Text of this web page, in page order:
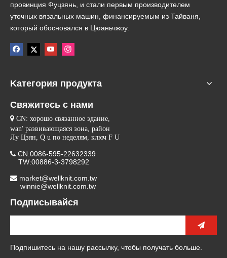
провинция Фуцзянь, и стали первым производителем
уточных вязальных машин, финансируемым из Тайваня,
который обосновался в Цюаньчжоу.
Kатегория продукта
Свяжитесь с нами
 CN: хорошо связанное здание,
wan' развивающаяся зона, район
Лу Цзян, Q u по неделям, ключ F U
 CN:0086-595-22632339
TW:00886-3-3798292
 market@wellknit.com.tw
winnie@wellknit.com.tw
Подписывайся
Подпишитесь на нашу рассылку, чтобы получать больше.